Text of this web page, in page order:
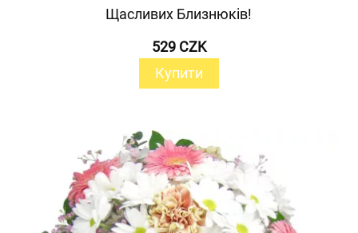
Щасливих Близнюків!
529 CZK
Купити